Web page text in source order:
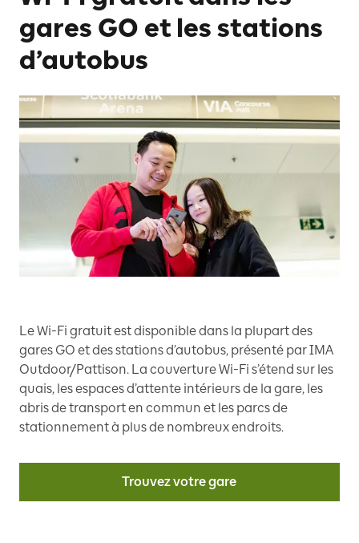
gares GO et les stations
d’autobus
Le Wi-Fi gratuit est disponible dans la plupart des
gares GO et des stations d’autobus, présenté par IMA
Outdoor/Pattison. La couverture Wi-Fi s’étend sur les
quais, les espaces d’attente intérieurs de la gare, les
abris de transport en commun et les parcs de
stationnement à plus de nombreux endroits.
Trouvez votre gare